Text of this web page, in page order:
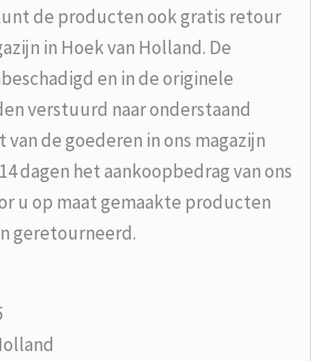
de producten ook gratis retour
in Hoek van Holland. De
en in de originele
verstuurd naar onderstaand
van de goederen in ons magazijn
dagen het aankoopbedrag van ons
u op maat gemaakte producten
geretourneerd.